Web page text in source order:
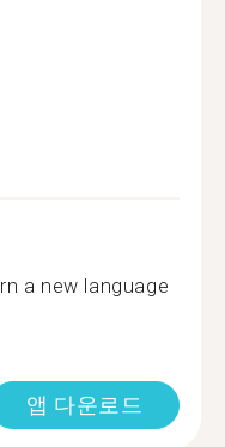
a new language
앱 다운로드